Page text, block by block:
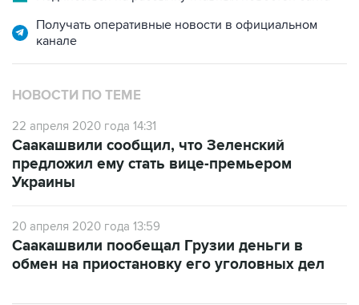
НОВОСТИ ПО ТЕМЕ
22 апреля 2020 года 14:31
предложил ему стать вице-премьером
Украины
20 апреля 2020 года 13:59
обмен на приостановку его уголовных дел